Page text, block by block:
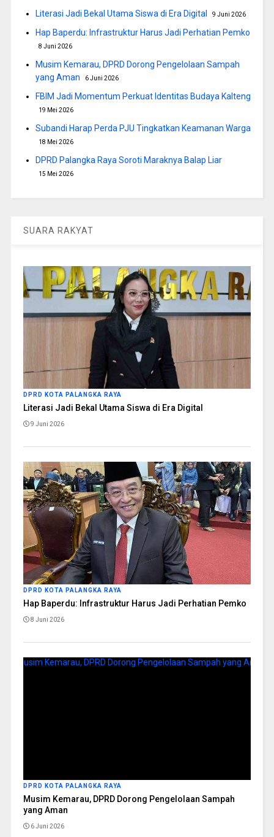
Literasi Jadi Bekal Utama Siswa di Era Digital 9 Juni 2026
Hap Baperdu: Infrastruktur Harus Jadi Perhatian Pemko
8 Juni 2026
Musim Kemarau, DPRD Dorong Pengelolaan Sampah
yang Aman
6 Juni 2026
FBIM Jadi Momentum Perkuat Identitas Budaya Kalteng
19 Mei 2026
Subandi Harap Perda PJU Tingkatkan Keamanan Warga
18 Mei 2026
DPRD Palangka Raya Soroti Maraknya Balap Liar
15 Mei 2026
SUARA RAKYAT
DPRD KOTA PALANGKA RAYA
Literasi Jadi Bekal Utama Siswa di Era Digital
9 Juni 2026
DPRD KOTA PALANGKA RAYA
Hap Baperdu: Infrastruktur Harus Jadi Perhatian Pemko
8 Juni 2026
DPRD KOTA PALANGKA RAYA
Musim Kemarau, DPRD Dorong Pengelolaan Sampah
yang Aman
6 Juni 2026